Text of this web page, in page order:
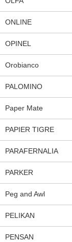
ONLINE
OPINEL
Orobianco
PALOMINO
Paper Mate
PAPIER TIGRE
PARAFERNALIA
PARKER
Peg and Awl
PELIKAN
PENSAN